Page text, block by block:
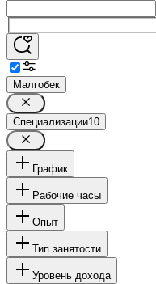
Малгобек
Специализации10
График
Рабочие часы
Опыт
Тип занятости
Уровень дохода